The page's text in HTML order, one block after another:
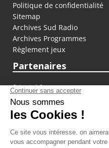
Politique de confidentialité
Sitemap
Archives Sud Radio
Archives Programmes
Règlement jeux
Partenaires
fiducial.fr
lyoncapitale.fr
olympique-et-lyonnais.com
L'application Iphone /